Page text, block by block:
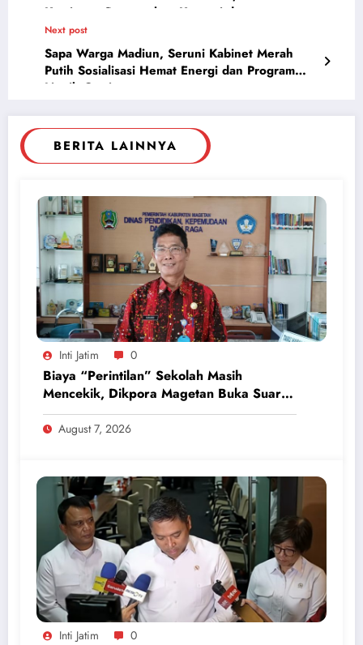
Komitmen Pencegahan Korupsi dan
Peningkatan Ekonomi Daerah
Next post
Sapa Warga Madiun, Seruni Kabinet Merah
Putih Sosialisasi Hemat Energi dan Program
Listrik Gratis
BERITA LAINNYA
Inti Jatim 0
Biaya “Perintilan” Sekolah Masih
Mencekik, Dikpora Magetan Buka Suara
Soal Polemik Seragam dan Modul
August 7, 2026
Inti Jatim 0